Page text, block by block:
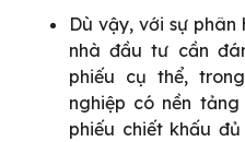
Dù vậy, với sự
nhà đầu tư cần
phiếu cụ thể,
nghiệp có nền
phiếu chiết khấu